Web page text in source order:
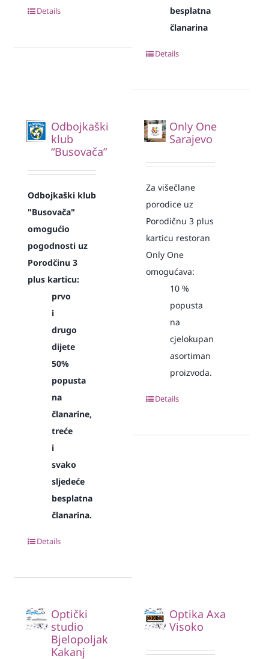
Details
besplatna
članarina
Details
Odbojkaški
klub
“Busovača”
Odbojkaški klub
"Busovača"
omogućio
pogodnosti uz
Porodčinu 3
plus karticu:
prvo
i
drugo
dijete
50%
popusta
na
članarine,
treće
i
svako
sljedeće
besplatna
članarina.
Details
Only One
Sarajevo
Za višečlane
porodice uz
Porodičnu 3 plus
karticu restoran
Only One
omogućava:
10%
popusta
na
cjelokupan
asortiman
proizvoda.
Details
Optički
studio
Bjelopoljak
Kakanj
Optika Axa
Visoko